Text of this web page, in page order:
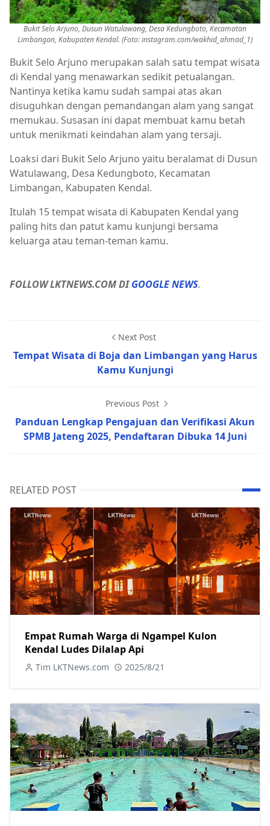
Bukit Selo Arjuno, Dusun Watulawang, Desa Kedungboto, Kecamatan
Limbangan, Kabupaten Kendal. (Foto:instagram.com/wakhid_ahmad_1)
Bukit Selo Arjuno merupakan salah satu tempat wisata
di Kendal yang menawarkan sedikit petualangan.
Nantinya ketika kamu sudah sampai atas akan
disuguhkan dengan pemandangan alam yang sangat
memukau. Susasan ini dapat membuat kamu betah
untuk menikmati keindahan alam yang tersaji.
Loaksi dari Bukit Selo Arjuno yaitu beralamat di Dusun
Watulawang, Desa Kedungboto, Kecamatan
Limbangan, Kabupaten Kendal.
Itulah 15 tempat wisata di Kabupaten Kendal yang
paling hits dan patut kamu kunjungi bersama
keluarga atau teman-teman kamu.
FOLLOW LKTNEWS.COM DIGOOGLE NEWS.
Next Post
Tempat Wisata di Boja dan Limbangan yang Harus
Kamu Kunjungi
Previous Post
Panduan Lengkap Pengajuan dan Verifikasi Akun
SPMB Jateng 2025, Pendaftaran Dibuka 14 Juni
RELATED POST
Empat Rumah Warga di Ngampel Kulon
Kendal Ludes Dilalap Api
Tim LKTNews.com 2025/8/21